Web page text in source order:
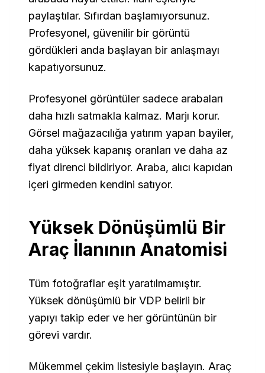
paylaştılar. Sıfırdan başlamıyorsunuz.
Profesyonel, güvenilir bir görüntü
gördükleri anda başlayan bir anlaşmayı
kapatıyorsunuz.
Profesyonel görüntüler sadece arabaları
daha hızlı satmakla kalmaz. Marjı korur.
Görsel mağazacılığa yatırım yapan bayiler,
daha yüksek kapanış oranları ve daha az
fiyat direnci bildiriyor. Araba, alıcı kapıdan
içeri girmeden kendini satıyor.
Yüksek Dönüşümlü Bir
Araç İlanının Anatomisi
Tüm fotoğraflar eşit yaratılmamıştır.
Yüksek dönüşümlü bir VDP belirli bir
yapıyı takip eder ve her görüntünün bir
görevi vardır.
Mükemmel çekim listesiyle başlayın. Araç